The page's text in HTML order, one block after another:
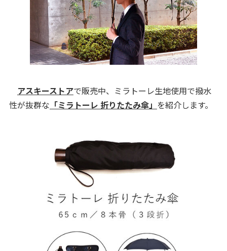
アスキーストアで販売中、ミラトーレ生地使用で撥水
性が抜群な 「ミラトーレ 折りたたみ傘」 を紹介します。